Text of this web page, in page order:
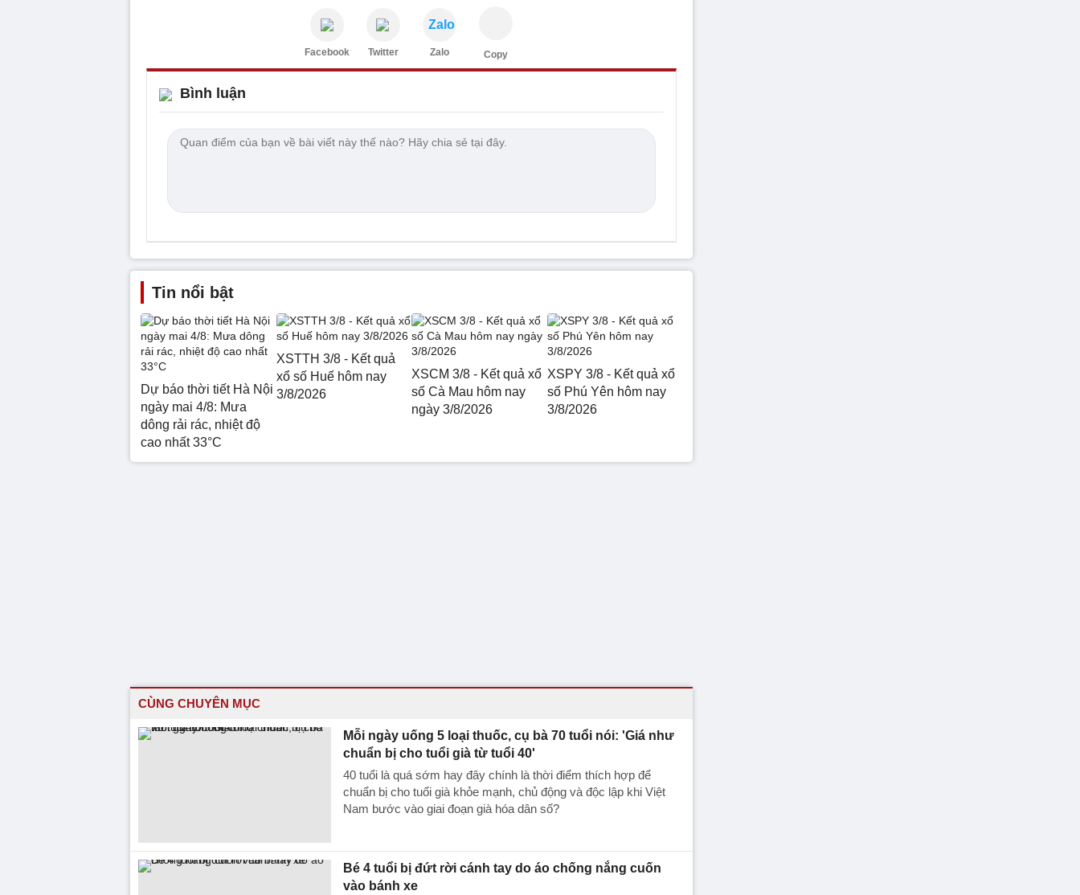
Facebook Twitter
Zalo
Zalo Copy
Bình luận
Tin nổi bật
Dự báo thời tiết Hà Nội
ngày mai 4/8: Mưa
dông rải rác, nhiệt độ
cao nhất 33°C
XSTTH 3/8 - Kết quả
xổ số Huế hôm nay
3/8/2026
XSCM 3/8 - Kết quả xổ
số Cà Mau hôm nay
ngày 3/8/2026
XSPY 3/8 - Kết quả xổ
số Phú Yên hôm nay
3/8/2026
CÙNG CHUYÊN MỤC
Mỗi ngày uống 5 loại thuốc, cụ bà 70 tuổi nói: 'Giá như
chuẩn bị cho tuổi già từ tuổi 40'
40 tuổi là quá sớm hay đây chính là thời điểm thích hợp để
chuẩn bị cho tuổi già khỏe mạnh, chủ động và độc lập khi Việt
Nam bước vào giai đoạn già hóa dân số?
Bé 4 tuổi bị đứt rời cánh tay do áo chống nắng cuốn
vào bánh xe